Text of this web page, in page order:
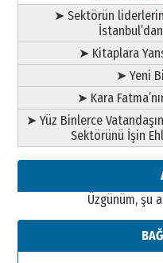
➤ Sektörün
➤ Kitaplara
➤ Yeni
➤ Kara
➤ Yüz Binlerce
Sektörünü İşin
Üzgünüm, şu